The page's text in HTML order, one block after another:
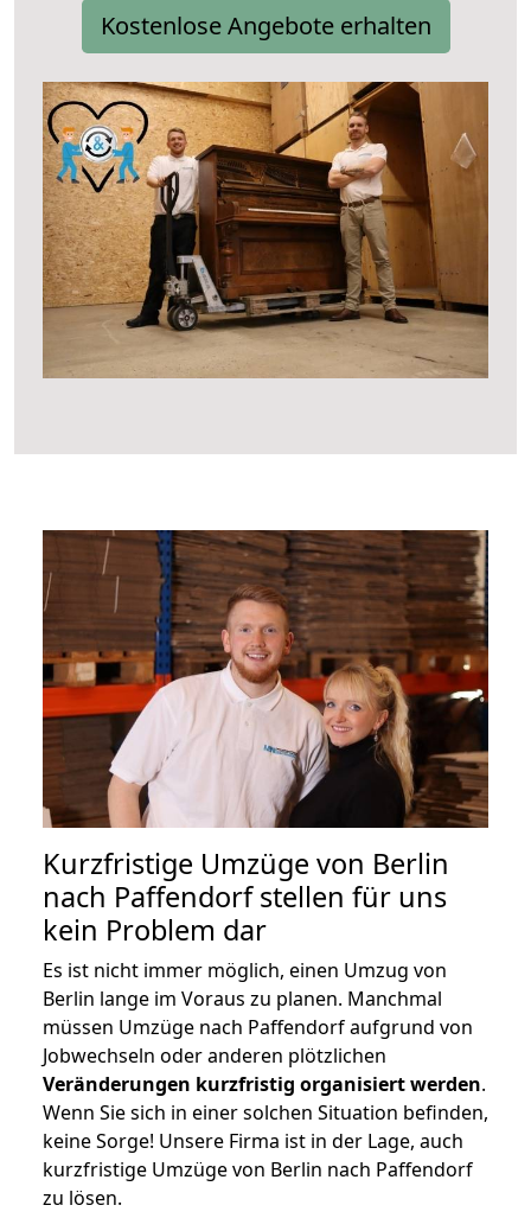
Kostenlose Angebote erhalten
Kurzfristige Umzüge von Berlin
nach Paffendorf stellen für uns
kein Problem dar
Es ist nicht immer möglich, einen Umzug von
Berlin lange im Voraus zu planen. Manchmal
müssen Umzüge nach Paffendorf aufgrund von
Jobwechseln oder anderen plötzlichen
Veränderungen kurzfristig organisiert werden.
Wenn Sie sich in einer solchen Situation befinden,
keine Sorge! Unsere Firma ist in der Lage, auch
kurzfristige Umzüge von Berlin nach Paffendorf
zu lösen.